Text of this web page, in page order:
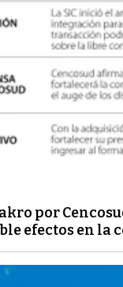
por
efectos en la